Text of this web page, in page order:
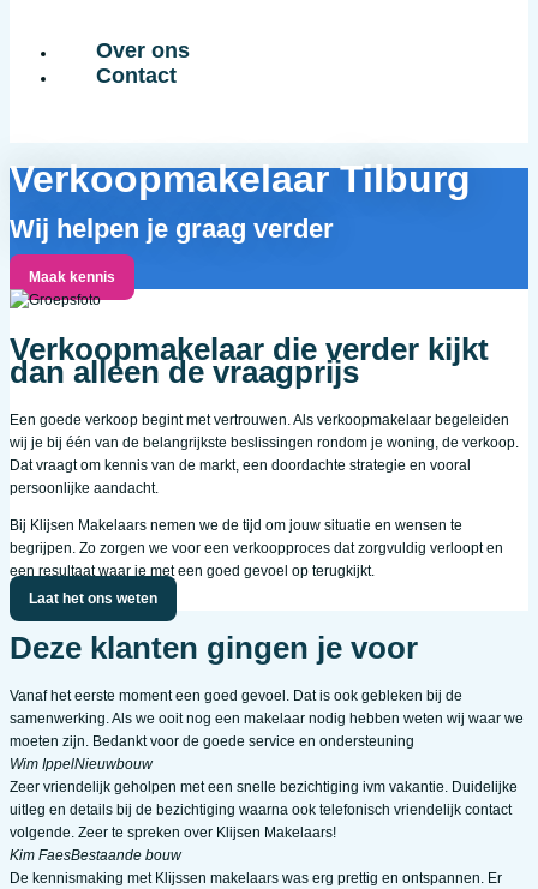
Over ons
Contact
Verkoopmakelaar Tilburg
Wij helpen je graag verder
Maak kennis
Verkoopmakelaar die verder kijkt
dan alleen de vraagprijs
Een goede verkoop begint met vertrouwen. Als verkoopmakelaar begeleiden
wij je bij één van de belangrijkste beslissingen rondom je woning, de verkoop.
Dat vraagt om kennis van de markt, een doordachte strategie en vooral
persoonlijke aandacht.
Bij Klijsen Makelaars nemen we de tijd om jouw situatie en wensen te
begrijpen. Zo zorgen we voor een verkoopproces dat zorgvuldig verloopt en
een resultaat waar je met een goed gevoel op terugkijkt.
Laat het ons weten
Deze klanten gingen je voor
Vanaf het eerste moment een goed gevoel. Dat is ook gebleken bij de
samenwerking. Als we ooit nog een makelaar nodig hebben weten wij waar we
moeten zijn. Bedankt voor de goede service en ondersteuning
Wim IppelNieuwbouw
Zeer vriendelijk geholpen met een snelle bezichtiging ivm vakantie. Duidelijke
uitleg en details bij de bezichtiging waarna ook telefonisch vriendelijk contact
volgende. Zeer te spreken over Klijsen Makelaars!
Kim FaesBestaande bouw
De kennismaking met Klijssen makelaars was erg prettig en ontspannen. Er